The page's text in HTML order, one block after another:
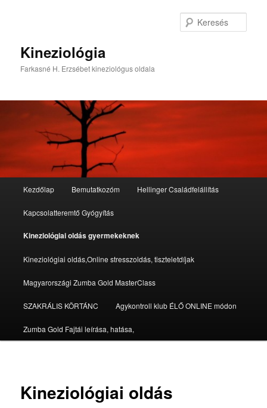
Kineziológia
Farkasné H. Erzsébet kineziológus oldala
Kezdőlap Bemutatkozóm Hellinger Családfelállítás
Kapcsolatteremtő Gyógyítás
Kineziológiai oldás gyermekeknek
Kineziológiai oldás,Online stresszoldás, tiszteletdíjak
Magyarországi Zumba Gold MasterClass
SZAKRÁLIS KÖRTÁNC Agykontroll klub ÉLŐ ONLINE módon
Zumba Gold Fajtái leírása, hatása,
Kineziológiai oldás